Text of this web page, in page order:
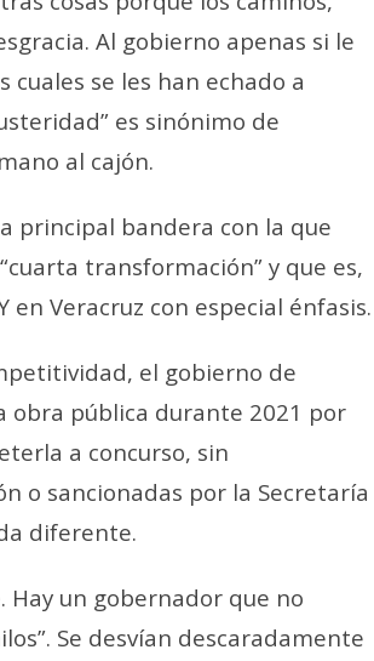
Al gobierno apenas si le
cuales se les han echado a
es sinónimo de
al cajón.
principal bandera con la que
transformación” y que es,
en Veracruz con especial énfasis.
el gobierno de
obra pública durante 2021 por
a concurso, sin
o sancionadas por la Secretaría
diferente.
Hay un gobernador que no
Se desvían descaradamente